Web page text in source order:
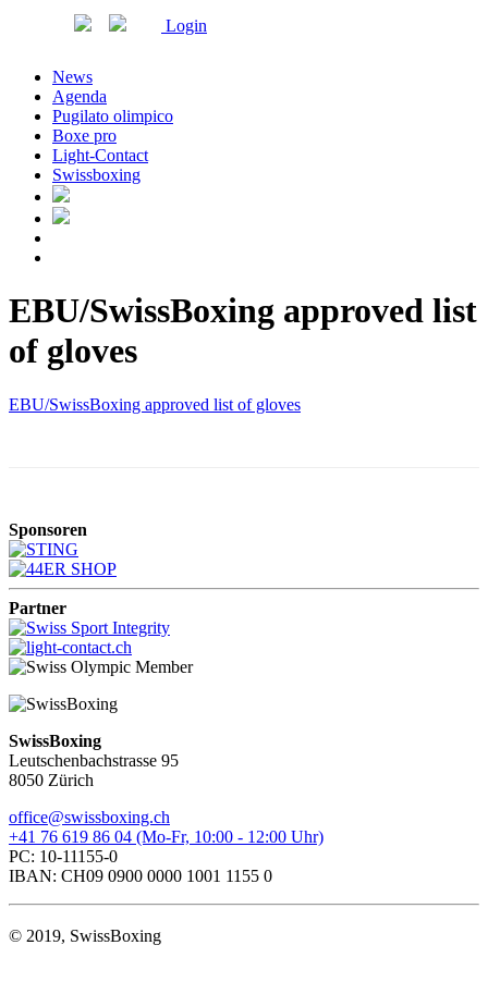
Login
News
Agenda
Pugilato olimpico
Boxe pro
Light-Contact
Swissboxing
EBU/SwissBoxing approved list
of gloves
EBU/SwissBoxing approved list of gloves
Sponsoren
Partner
SwissBoxing
Leutschenbachstrasse 95
8050 Zürich
office@swissboxing.ch
+41 76 619 86 04 (Mo-Fr, 10:00 - 12:00 Uhr)
PC: 10-11155-0
IBAN: CH09 0900 0000 1001 1155 0
© 2019, SwissBoxing